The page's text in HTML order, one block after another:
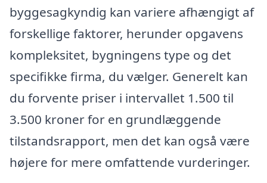
byggesagkyndig kan variere afhængigt af
forskellige faktorer, herunder opgavens
kompleksitet, bygningens type og det
specifikke firma, du vælger. Generelt kan
du forvente priser i intervallet 1.500 til
3.500 kroner for en grundlæggende
tilstandsrapport, men det kan også være
højere for mere omfattende vurderinger.